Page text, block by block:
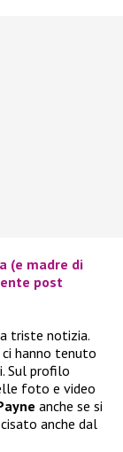
(e madre di
post
triste notizia.
ci hanno tenuto
Sul profilo
foto e video
anche se si
anche dal